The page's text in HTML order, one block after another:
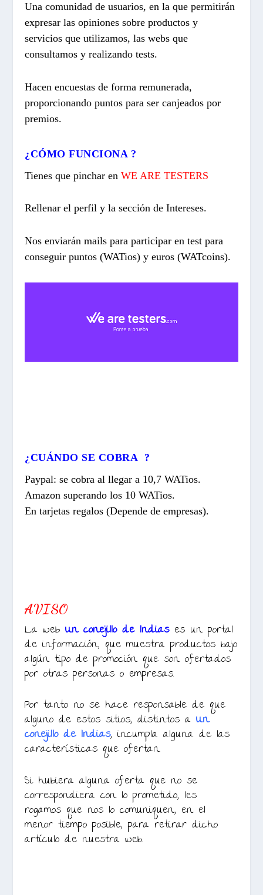
Una comunidad de usuarios, en la quepermitirán
expresar las opiniones sobreproductos y
servicios que utilizamos, laswebs que
consultamos y realizando tests.
Hacen encuestas de forma remunerada,
proporcionando puntos para sercanjeados por
premios.
¿CÓMO FUNCIONA ?
Tienes que pinchar enWE ARE TESTERS
Rellenar el perfil y la sección de Intereses.
Nos enviarán mails para participar entest para
conseguir puntos (WATios) y euros (WATcoins).
¿CUÁNDO SE COBRA ?
Paypal: se cobra al llegar a 10,7 WATios.
Amazon superando los 10 WATios.
En tarjetas regalos (Depende de empresas).
AVISO
La webUn conejillo de Indias es un portal
de información, que muestra productos bajo
algún tipo de promoción que son ofertados
por otras personas o empresas.
Por tanto no se hace responsable de que
alguno de estos sitios, distintos aUn
conejillo de Indias, incumpla alguna de las
características que ofertan.
Si hubiera alguna oferta que no se
correspondiera con lo prometido, les
rogamos que nos lo comuniquen, en el
menor tiempo posible, para retirar dicho
artículo de nuestra web.